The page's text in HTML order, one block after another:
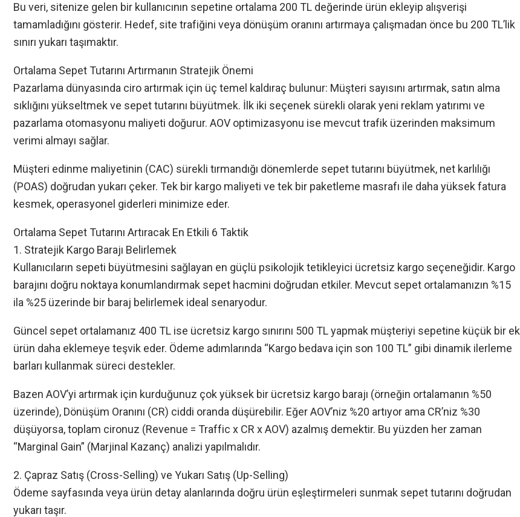
Bu veri, sitenize gelen bir kullanıcının sepetine ortalama 200 TL değerinde ürün ekleyip alışverişi
tamamladığını gösterir. Hedef, site trafiğini veya dönüşüm oranını artırmaya çalışmadan önce bu 200 TL’lik
sınırı yukarı taşımaktır.
Ortalama Sepet Tutarını Artırmanın Stratejik Önemi
Pazarlama dünyasında ciro artırmak için üç temel kaldıraç bulunur: Müşteri sayısını artırmak, satın alma
sıklığını yükseltmek ve sepet tutarını büyütmek. İlk iki seçenek sürekli olarak yeni reklam yatırımı ve
pazarlama otomasyonu maliyeti doğurur. AOV optimizasyonu ise mevcut trafik üzerinden maksimum
verimi almayı sağlar.
Müşteri edinme maliyetinin (CAC) sürekli tırmandığı dönemlerde sepet tutarını büyütmek, net karlılığı
(POAS) doğrudan yukarı çeker. Tek bir kargo maliyeti ve tek bir paketleme masrafı ile daha yüksek fatura
kesmek, operasyonel giderleri minimize eder.
Ortalama Sepet Tutarını Artıracak En Etkili 6 Taktik
1. Stratejik Kargo Barajı Belirlemek
Kullanıcıların sepeti büyütmesini sağlayan en güçlü psikolojik tetikleyici ücretsiz kargo seçeneğidir. Kargo
barajını doğru noktaya konumlandırmak sepet hacmini doğrudan etkiler. Mevcut sepet ortalamanızın %15
ila %25 üzerinde bir baraj belirlemek ideal senaryodur.
Güncel sepet ortalamanız 400 TL ise ücretsiz kargo sınırını 500 TL yapmak müşteriyi sepetine küçük bir ek
ürün daha eklemeye teşvik eder. Ödeme adımlarında “Kargo bedava için son 100 TL” gibi dinamik ilerleme
barları kullanmak süreci destekler.
Bazen AOV’yi artırmak için kurduğunuz çok yüksek bir ücretsiz kargo barajı (örneğin ortalamanın %50
üzerinde), Dönüşüm Oranını (CR) ciddi oranda düşürebilir. Eğer AOV’niz %20 artıyor ama CR’niz %30
düşüyorsa, toplam cironuz (Revenue = Traffic x CR x AOV) azalmış demektir. Bu yüzden her zaman
“Marginal Gain” (Marjinal Kazanç) analizi yapılmalıdır.
2. Çapraz Satış (Cross-Selling) ve Yukarı Satış (Up-Selling)
Ödeme sayfasında veya ürün detay alanlarında doğru ürün eşleştirmeleri sunmak sepet tutarını doğrudan
yukarı taşır.